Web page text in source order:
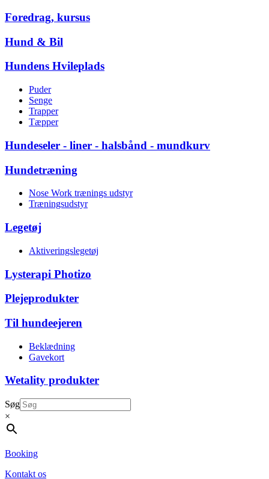
Foredrag, kursus
Hund & Bil
Hundens Hvileplads
Puder
Senge
Trapper
Tæpper
Hundeseler - liner - halsbånd - mundkurv
Hundetræning
Nose Work trænings udstyr
Træningsudstyr
Legetøj
Aktiveringslegetøj
Lysterapi Photizo
Plejeprodukter
Til hundeejeren
Beklædning
Gavekort
Wetality produkter
Søg
×
Booking
Kontakt os